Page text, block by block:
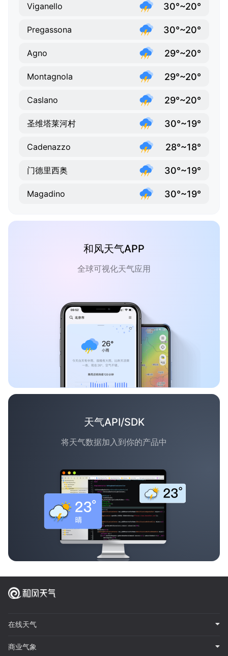
Viganello 30°~20°
Pregassona 30°~20°
Agno 29°~20°
Montagnola 29°~20°
Caslano 29°~20°
圣维塔莱河村 30°~19°
Cadenazzo 28°~18°
门德里西奥 30°~19°
Magadino 30°~19°
和风天气APP
全球可视化天气应用
天气API/SDK
将天气数据加入到你的产品中
在线天气
商业气象